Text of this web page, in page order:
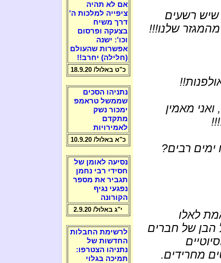
רשעים
שלנו!!!
מאמין
רבים?
לאלו
הבן של חברים
מחרידים.
אם לא תהיה
ציפייה למלכות ה'
דרך משיח
בצעקה ופרסום
וכו': ישנה
אפשרות שהעולם
(חלילה) יחרב!!
כ"ט באלול/ 18.9.20
נתניהו הסכים
שממשל טראמפ
ימכור נשק
מתקדם
לאמירויות
כ"א באלול/ 10.9.20
נסיעה לאומן של
חסידי רבי נחמן
תגביר את מספר
נפגעי נגיף
הקורונה
י"ג באלול/ 2.9.20
לרשימת החבלות
החדשות של
נתניהו הצטרפו:
תמיכה בגלוי